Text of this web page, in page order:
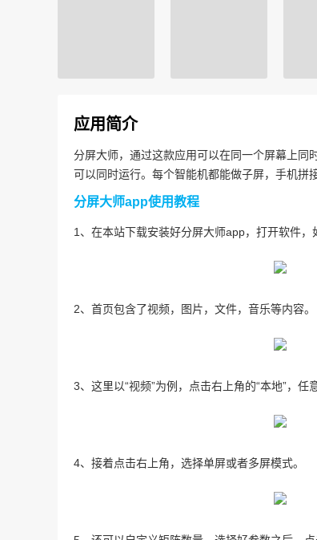
应用简介
分屏大师，通过这款应用可以在同一个屏幕上同
可以同时运行。每个智能机都能做子屏，手机拼
分屏大师app使用教程
1、在本站下载安装好分屏大师app，打开软件，
2、首页包含了视频，图片，文件，音乐等内容。
3、这里以“视频”为例，点击右上角的“本地”，任
4、接着点击右上角，选择单屏或者多屏模式。